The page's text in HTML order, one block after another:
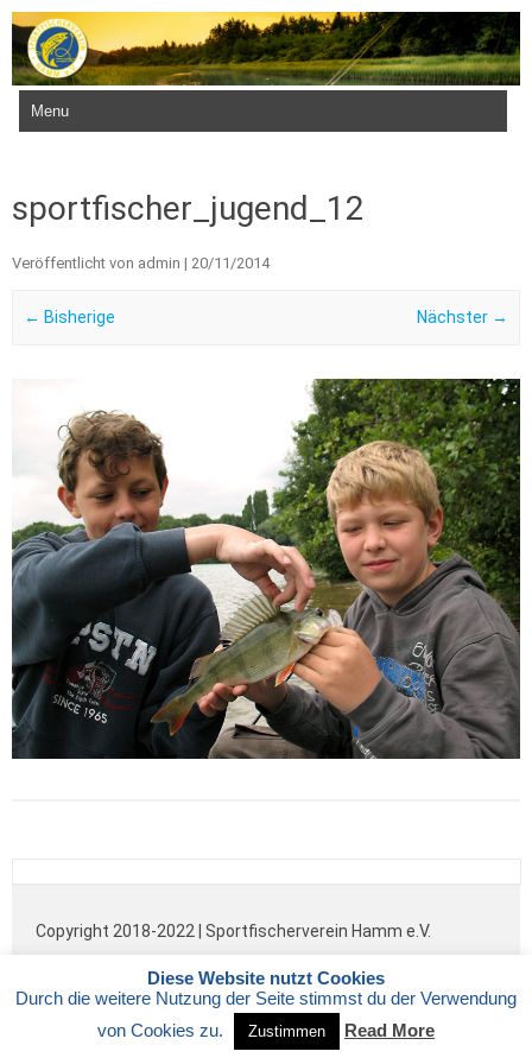
Zum Inhalt springen
sportfischer_jugend_12
Veröffentlicht von admin | 20/11/2014
← Bisherige Nächster →
Copyright 2018-2022 | Sportfischerverein Hamm e.V.
Diese Website nutzt Cookies
Durch die weitere Nutzung der Seite stimmst du der Verwendung
von Cookies zu.
Zustimmen Read More